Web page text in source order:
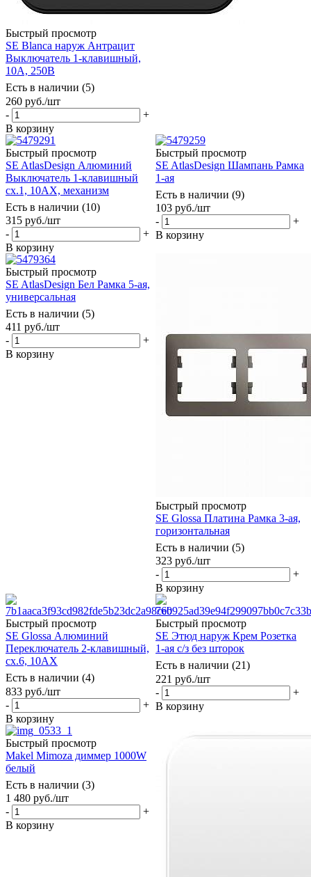
Быстрый просмотр
SE Blanca наруж Антрацит
Выключатель 1-клавишный,
10А, 250B
Есть в наличии (5)
260 руб./шт
-
+
В корзину
Быстрый просмотр
SE AtlasDesign Алюминий
Выключатель 1-клавишный
сх.1, 10АХ, механизм
Есть в наличии (10)
315 руб./шт
-
+
В корзину
Быстрый просмотр
SE AtlasDesign Шампань Рамка
1-ая
Есть в наличии (9)
103 руб./шт
-
+
В корзину
Быстрый просмотр
SE AtlasDesign Бел Рамка 5-ая,
универсальная
Есть в наличии (5)
411 руб./шт
-
+
В корзину
Быстрый просмотр
SE Glossa Платина Рамка 3-ая,
горизонтальная
Есть в наличии (5)
323 руб./шт
-
+
В корзину
Быстрый просмотр
SE Glossa Алюминий
Переключатель 2-клавишный,
сх.6, 10АХ
Есть в наличии (4)
833 руб./шт
-
+
В корзину
Быстрый просмотр
SE Этюд наруж Крем Розетка
1-ая с/з без шторок
Есть в наличии (21)
221 руб./шт
-
+
В корзину
Быстрый просмотр
Makel Mimoza диммер 1000W
белый
Есть в наличии (3)
1 480 руб./шт
-
+
В корзину